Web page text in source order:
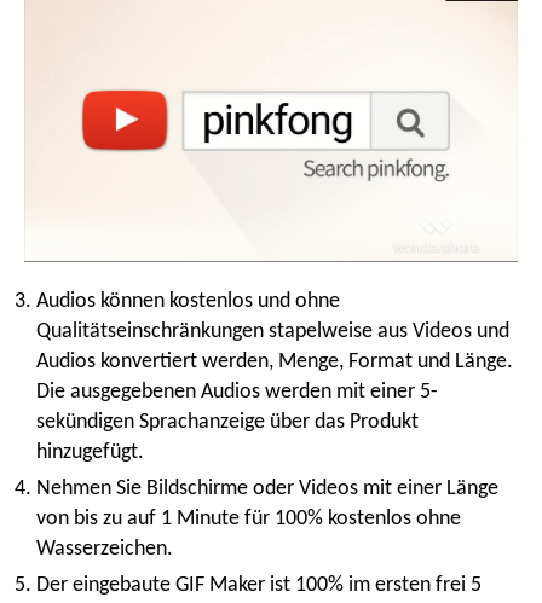
Audios können kostenlos und ohne
Qualitätseinschränkungen stapelweise aus Videos und
Audios konvertiert werden, Menge, Format und Länge.
Die ausgegebenen Audios werden mit einer 5-
sekündigen Sprachanzeige über das Produkt
hinzugefügt.
Nehmen Sie Bildschirme oder Videos mit einer Länge
von bis zu auf 1 Minute für 100% kostenlos ohne
Wasserzeichen.
Der eingebaute GIF Maker ist 100% im ersten frei 5